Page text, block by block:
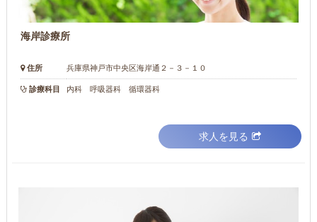
海岸診療所
住所 兵庫県神戸市中央区海岸通２－３－１０
診療科目 内科 呼吸器科 循環器科
求人を見る